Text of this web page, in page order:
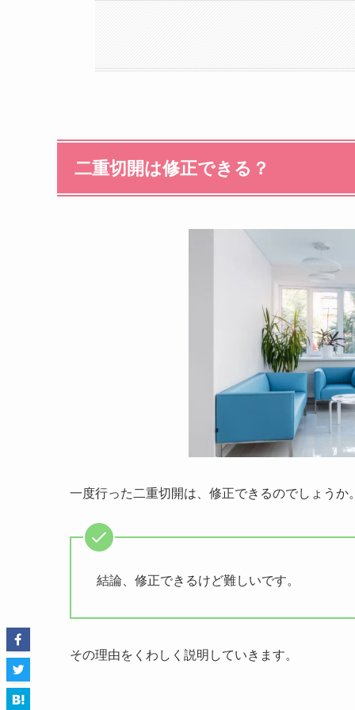
二重切開は修正できる？
一度行った二重切開は、修正できるのでしょうか
結論、修正できるけど難しいです。
その理由をくわしく説明していきます。